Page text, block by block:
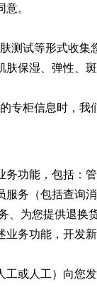
。
测试等形式收
肤保湿、弹性、
专柜信息时，我
功能，包括：
务（包括查询
、为您提供退换
业务功能，开发
或人工）向您